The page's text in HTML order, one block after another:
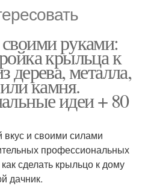
руками:
крыльца к
металла,
камня.
идеи + 80
вкус и своими силами
профессиональных
сделать крыльцо к дому
дачник.